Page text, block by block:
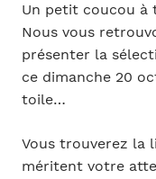
Un petit coucou à
Nous vous
présenter la
ce dimanche 20
toile…
Vous trouverez la
méritent votre